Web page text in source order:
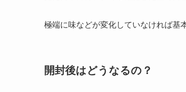
極端に味などが変化していなければ基
開封後はどうなるの？